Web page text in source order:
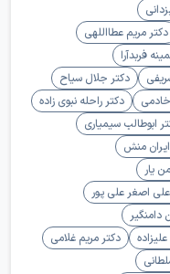
دکتر مریم عطااللهی
فربدآرا
دکتر جلال سیاح
دکتر راحله نبوی زاده
ابوطالب سیمیاری
منش
یار
اصغر علی پور
دکتر مریم غلامی